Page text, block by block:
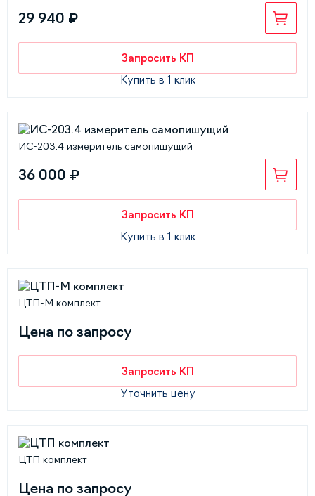
29 940 ₽
Запросить КП
Купить в 1 клик
ИС-203.4 измеритель самопишущий
36 000 ₽
Запросить КП
Купить в 1 клик
ЦТП-М комплект
Цена по запросу
Запросить КП
Уточнить цену
ЦТП комплект
Цена по запросу